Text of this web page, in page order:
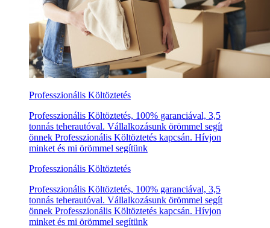
Professzionális Költöztetés
Professzionális Költöztetés, 100% garanciával, 3,5
tonnás teherautóval. Vállalkozásunk örömmel segít
önnek Professzionális Költöztetés kapcsán. Hívjon
minket és mi örömmel segítünk
Professzionális Költöztetés
Professzionális Költöztetés, 100% garanciával, 3,5
tonnás teherautóval. Vállalkozásunk örömmel segít
önnek Professzionális Költöztetés kapcsán. Hívjon
minket és mi örömmel segítünk